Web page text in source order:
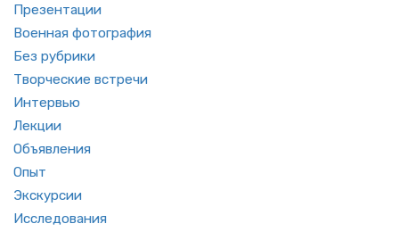
Пре­зен­та­ции
Во­ен­ная фо­то­гра­фия
Без руб­ри­ки
Твор­че­ские встре­чи
Ин­тер­вью
Лек­ции
Объ­яв­ле­ния
Опыт
Экс­кур­сии
Ис­сле­до­ва­ния